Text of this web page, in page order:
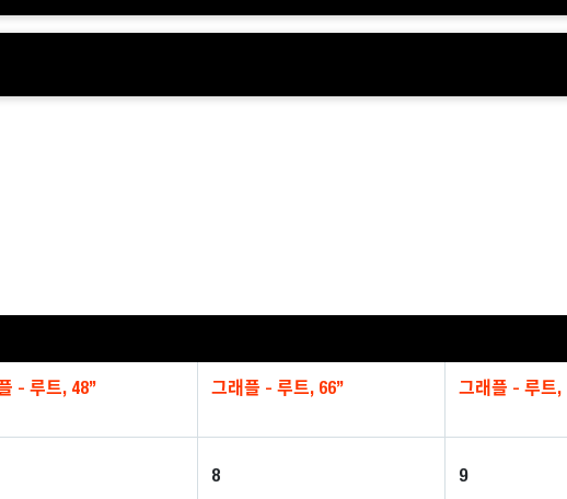
- 루트, 48” 그래플 - 루트, 66” 그래플 - 루트,
8 9